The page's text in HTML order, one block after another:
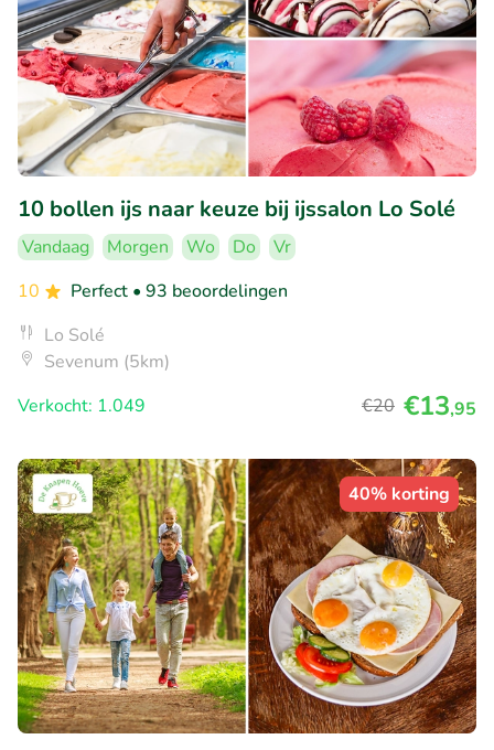
10 bollen ijs naar keuze bij ijssalon Lo Solé
Vandaag Morgen Wo Do
Vr
10
Perfect • 93 beoordelingen
Lo Solé
Sevenum (5km)
Verkocht: 1.049
€20 €13,95
40% korting